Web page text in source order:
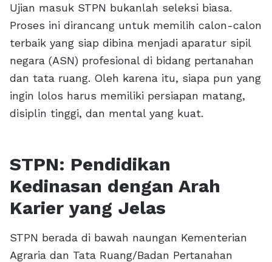
Ujian masuk STPN bukanlah seleksi biasa.
Proses ini dirancang untuk memilih calon-calon
terbaik yang siap dibina menjadi aparatur sipil
negara (ASN) profesional di bidang pertanahan
dan tata ruang. Oleh karena itu, siapa pun yang
ingin lolos harus memiliki persiapan matang,
disiplin tinggi, dan mental yang kuat.
STPN: Pendidikan
Kedinasan dengan Arah
Karier yang Jelas
STPN berada di bawah naungan Kementerian
Agraria dan Tata Ruang/Badan Pertanahan